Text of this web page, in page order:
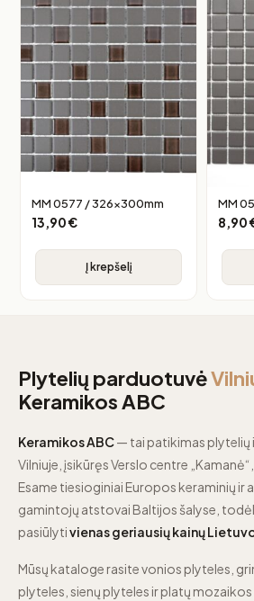
MM 0577 / 326x300mm
13,90€
Į krepšelį
MM
8,90
Plytelių parduotuvė
Keramikos ABC
Keramikos ABC— tai patikimas plytelių
Vilniuje, įsikūręs Verslo centre
Esame tiesioginiai Europos keraminių ir
gamintojų atstovai Baltijos šalyse,
pasiūlytivienas geriausių kainų
Mūsų kataloge rasite vonios plyteles,
plyteles, sienų plyteles ir platų